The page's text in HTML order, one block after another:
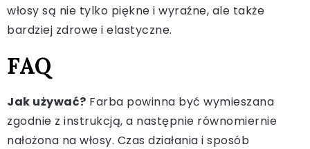
włosy są nie tylko piękne i wyraźne, ale także
bardziej zdrowe i elastyczne.
FAQ
Jak używać? Farba powinna być wymieszana
zgodnie z instrukcją, a następnie równomiernie
nałożona na włosy. Czas działania i sposób